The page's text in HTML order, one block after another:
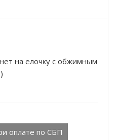
на елочку с обжимным
оплате по СБП